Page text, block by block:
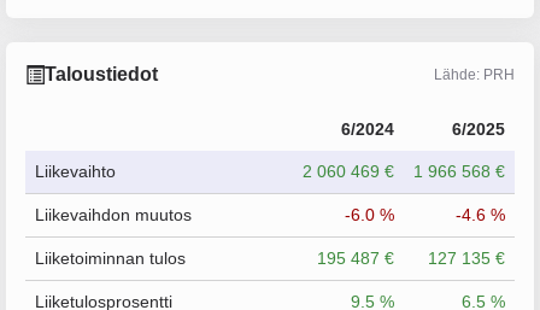
Taloustiedot Lähde: PRH
6/2024 6/2025
Liikevaihto 2 060 469 € 1 966 568 €
Liikevaihdon muutos -6.0 % -4.6 %
Liiketoiminnan tulos 195 487 € 127 135 €
Liiketulosprosentti 9.5 % 6.5 %